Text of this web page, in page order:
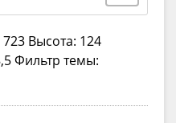
Высота: 124
Фильтр темы: